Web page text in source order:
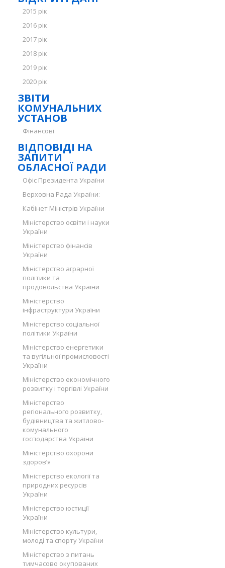
2015 рік
2016 рік
2017 рік
2018 рік
2019 рік
2020 рік
ЗВІТИ
КОМУНАЛЬНИХ
УСТАНОВ
Фінансові
ВІДПОВІДІ НА
ЗАПИТИ
ОБЛАСНОЇ РАДИ
Офіс Президента України
Верховна Рада України:
Кабінет Міністрів України
Міністерство освіти і науки
України
Міністерство фінансів
України
Міністерство аграрної
політики та
продовольства України
Міністерство
інфраструктури України
Міністерство соціальної
політики України
Міністерство енергетики
та вугільної промисловості
України
Міністерство економічного
розвитку і торгівлі України
Міністерство
регіонального розвитку,
будівництва та житлово-
комунального
господарства України
Міністерство охорони
здоров’я
Міністерство екології та
природних ресурсів
України
Міністерство юстиції
України
Міністерство культури,
молоді та спорту України
Міністерство з питань
тимчасово окупованих